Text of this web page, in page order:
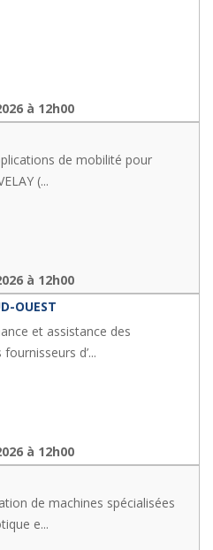
à 12h00
de mobilité pour
(...
à 12h00
OUEST
et assistance des
d’...
à 12h00
de machines spécialisées
e...